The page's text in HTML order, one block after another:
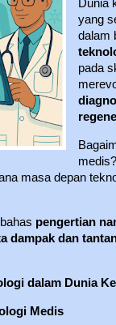
Dunia
yang
dalam
pada
masa depan
pengertian
dampak dan
dalam Dunia
Medis